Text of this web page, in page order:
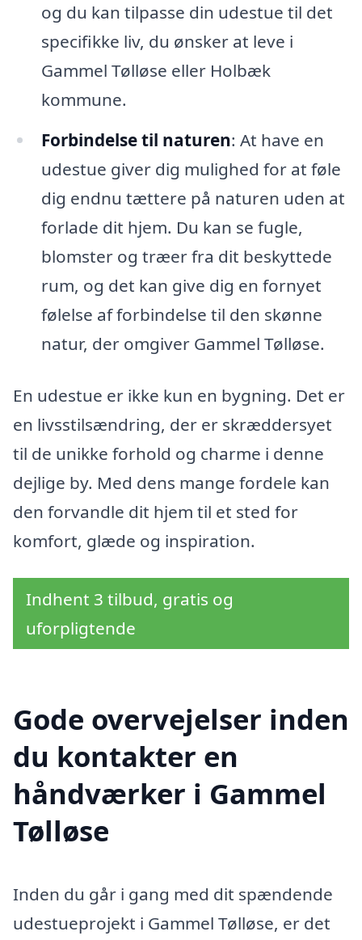
og du kan tilpasse din udestue til det
specifikke liv, du ønsker at leve i
Gammel Tølløse eller Holbæk
kommune.
Forbindelse til naturen: At have en
udestue giver dig mulighed for at føle
dig endnu tættere på naturen uden at
forlade dit hjem. Du kan se fugle,
blomster og træer fra dit beskyttede
rum, og det kan give dig en fornyet
følelse af forbindelse til den skønne
natur, der omgiver Gammel Tølløse.
En udestue er ikke kun en bygning. Det er
en livsstilsændring, der er skræddersyet
til de unikke forhold og charme i denne
dejlige by. Med dens mange fordele kan
den forvandle dit hjem til et sted for
komfort, glæde og inspiration.
Indhent 3 tilbud, gratis og
uforpligtende
Gode overvejelser inden
du kontakter en
håndværker i Gammel
Tølløse
Inden du går i gang med dit spændende
udestueprojekt i Gammel Tølløse, er det